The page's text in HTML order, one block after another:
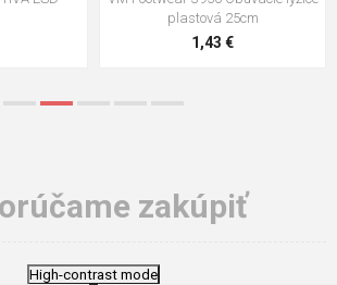
0,79 €
zakúpiť
High-contrast mode